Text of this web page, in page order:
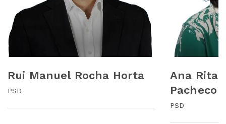
Rui Manuel Rocha Horta
PSD
Ana Rita
Pacheco
PSD